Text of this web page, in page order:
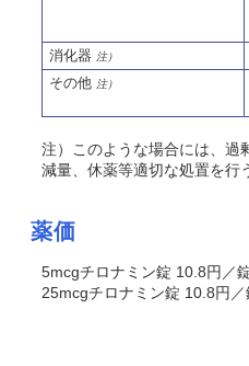
消化器 注）
その他 注）
注）このような場合には、過
減量、休薬等適切な処置を行
薬価
5mcgチロナミン錠 10.8円／
25mcgチロナミン錠 10.8円／